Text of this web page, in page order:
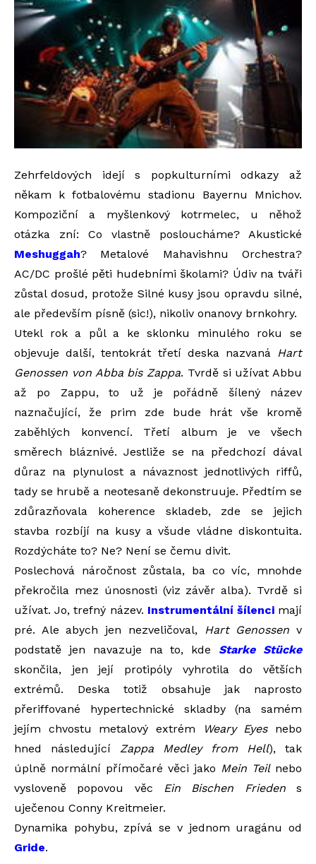
Zehrfeldových idejí s popkulturními odkazy až
někam k fotbalovému stadionu Bayernu Mnichov.
Kompoziční a myšlenkový kotrmelec, u něhož
otázka zní: Co vlastně posloucháme? Akustické
Meshuggah? Metalové Mahavishnu Orchestra?
AC/DC prošlé pěti hudebními školami? Údiv na tváři
zůstal dosud, protože Silné kusy jsou opravdu silné,
ale především písně (sic!), nikoliv onanovy brnkohry.
Utekl rok a půl a ke sklonku minulého roku se
objevuje další, tentokrát třetí deska nazvaná Hart
Genossen von Abba bis Zappa. Tvrdě si užívat Abbu
až po Zappu, to už je pořádně šílený název
naznačující, že prim zde bude hrát vše kromě
zaběhlých konvencí. Třetí album je ve všech
směrech bláznivé. Jestliže se na předchozí dával
důraz na plynulost a návaznost jednotlivých riffů,
tady se hrubě a neotesaně dekonstruuje. Předtím se
zdůrazňovala koherence skladeb, zde se jejich
stavba rozbíjí na kusy a všude vládne diskontuita.
Rozdýcháte to? Ne? Není se čemu divit.
Poslechová náročnost zůstala, ba co víc, mnohde
překročila mez únosnosti (viz závěr alba). Tvrdě si
užívat. Jo, trefný název. Instrumentální šílencimají
pré. Ale abych jen nezveličoval, Hart Genossen v
podstatě jen navazuje na to, kdeStarke Stücke
skončila, jen její protipóly vyhrotila do větších
extrémů. Deska totiž obsahuje jak naprosto
přeriffované hypertechnické skladby (na samém
jejím chvostu metalový extrém
Weary Eyesnebo
hned následující Zappa Medley from Hell), tak
úplně normální přímočaré věci jako Mein Teilnebo
vysloveně popovou věc Ein Bischen Friedens
uječenou Conny Kreitmeier.
Dynamika pohybu, zpívá se v jednom uragánu od
Gride.